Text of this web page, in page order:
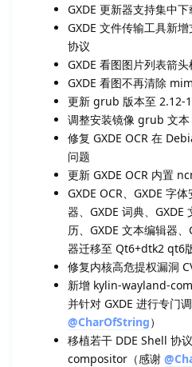
GXDE 更新器支持集中
GXDE 文件传输工具新
协议
GXDE 看图图片列表箭
GXDE 看图不再清除
更新 grub 版本至 2.12-
调整安装镜像 grub 文本
修复 GXDE OCR 在
问题
更新 GXDE OCR 内置
GXDE OCR、GXDE 字
器、GXDE 词典、GXDE
历、GXDE 文本编辑器
器迁移至 Qt6+dtk2 qt6
修复内核高危提权漏洞
新增 kylin-wayland-
并针对 GXDE 进行专门
@CharOfString）
移植若干 DDE Shell 协
compositor（感谢